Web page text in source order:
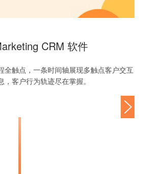
CRM 软件
全触点，一条时间轴展现多触点客户交互
，客户行为轨迹尽在掌握。